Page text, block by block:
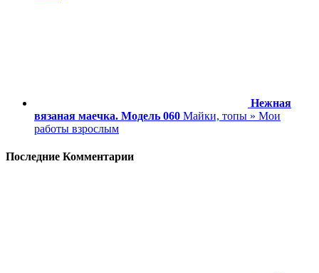
Нежная
вязаная маечка. Модель 060 Майки, топы » Мои
работы взрослым
Последние Комментарии